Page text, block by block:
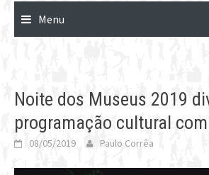
Menu
Noite dos Museus 2019
programação cultural
08/05/2019 Paulo Corrêa